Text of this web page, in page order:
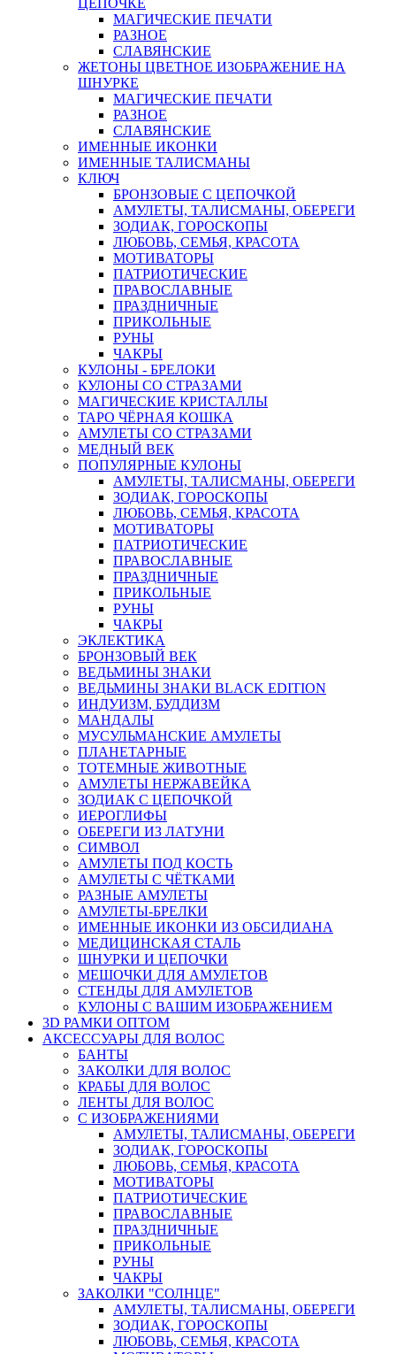
ЦЕПОЧКЕ
МАГИЧЕСКИЕ ПЕЧАТИ
РАЗНОЕ
СЛАВЯНСКИЕ
ЖЕТОНЫ ЦВЕТНОЕ ИЗОБРАЖЕНИЕ НА
ШНУРКЕ
МАГИЧЕСКИЕ ПЕЧАТИ
РАЗНОЕ
СЛАВЯНСКИЕ
ИМЕННЫЕ ИКОНКИ
ИМЕННЫЕ ТАЛИСМАНЫ
КЛЮЧ
БРОНЗОВЫЕ С ЦЕПОЧКОЙ
АМУЛЕТЫ, ТАЛИСМАНЫ, ОБЕРЕГИ
ЗОДИАК, ГОРОСКОПЫ
ЛЮБОВЬ, СЕМЬЯ, КРАСОТА
МОТИВАТОРЫ
ПАТРИОТИЧЕСКИЕ
ПРАВОСЛАВНЫЕ
ПРАЗДНИЧНЫЕ
ПРИКОЛЬНЫЕ
РУНЫ
ЧАКРЫ
КУЛОНЫ - БРЕЛОКИ
КУЛОНЫ СО СТРАЗАМИ
МАГИЧЕСКИЕ КРИСТАЛЛЫ
ТАРО ЧЁРНАЯ КОШКА
АМУЛЕТЫ СО СТРАЗАМИ
МЕДНЫЙ ВЕК
ПОПУЛЯРНЫЕ КУЛОНЫ
АМУЛЕТЫ, ТАЛИСМАНЫ, ОБЕРЕГИ
ЗОДИАК, ГОРОСКОПЫ
ЛЮБОВЬ, СЕМЬЯ, КРАСОТА
МОТИВАТОРЫ
ПАТРИОТИЧЕСКИЕ
ПРАВОСЛАВНЫЕ
ПРАЗДНИЧНЫЕ
ПРИКОЛЬНЫЕ
РУНЫ
ЧАКРЫ
ЭКЛЕКТИКА
БРОНЗОВЫЙ ВЕК
ВЕДЬМИНЫ ЗНАКИ
ВЕДЬМИНЫ ЗНАКИ BLACK EDITION
ИНДУИЗМ, БУДДИЗМ
МАНДАЛЫ
МУСУЛЬМАНСКИЕ АМУЛЕТЫ
ПЛАНЕТАРНЫЕ
ТОТЕМНЫЕ ЖИВОТНЫЕ
АМУЛЕТЫ НЕРЖАВЕЙКА
ЗОДИАК С ЦЕПОЧКОЙ
ИЕРОГЛИФЫ
ОБЕРЕГИ ИЗ ЛАТУНИ
СИМВОЛ
АМУЛЕТЫ ПОД КОСТЬ
АМУЛЕТЫ С ЧЁТКАМИ
РАЗНЫЕ АМУЛЕТЫ
АМУЛЕТЫ-БРЕЛКИ
ИМЕННЫЕ ИКОНКИ ИЗ ОБСИДИАНА
МЕДИЦИНСКАЯ СТАЛЬ
ШНУРКИ И ЦЕПОЧКИ
МЕШОЧКИ ДЛЯ АМУЛЕТОВ
СТЕНДЫ ДЛЯ АМУЛЕТОВ
КУЛОНЫ С ВАШИМ ИЗОБРАЖЕНИЕМ
3D РАМКИ ОПТОМ
АКСЕССУАРЫ ДЛЯ ВОЛОС
БАНТЫ
ЗАКОЛКИ ДЛЯ ВОЛОС
КРАБЫ ДЛЯ ВОЛОС
ЛЕНТЫ ДЛЯ ВОЛОС
С ИЗОБРАЖЕНИЯМИ
АМУЛЕТЫ, ТАЛИСМАНЫ, ОБЕРЕГИ
ЗОДИАК, ГОРОСКОПЫ
ЛЮБОВЬ, СЕМЬЯ, КРАСОТА
МОТИВАТОРЫ
ПАТРИОТИЧЕСКИЕ
ПРАВОСЛАВНЫЕ
ПРАЗДНИЧНЫЕ
ПРИКОЛЬНЫЕ
РУНЫ
ЧАКРЫ
ЗАКОЛКИ "СОЛНЦЕ"
АМУЛЕТЫ, ТАЛИСМАНЫ, ОБЕРЕГИ
ЗОДИАК, ГОРОСКОПЫ
ЛЮБОВЬ, СЕМЬЯ, КРАСОТА